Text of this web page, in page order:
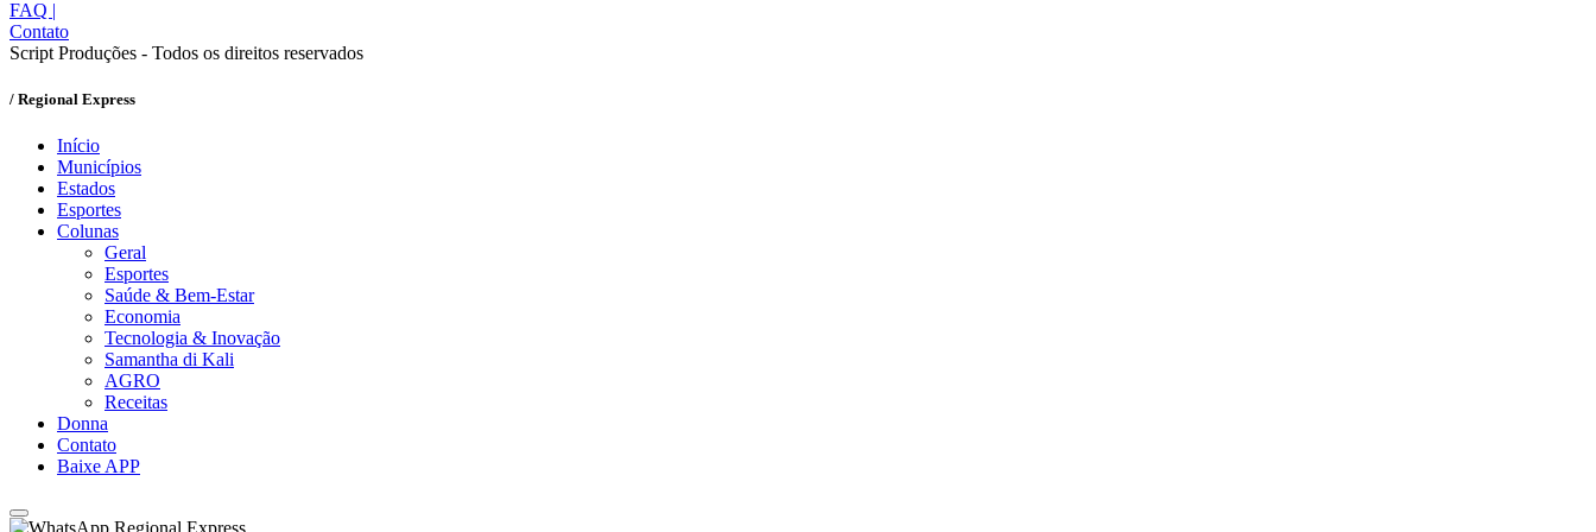
FAQ |
Contato
Script Produções - Todos os direitos reservados
/ Regional Express
Início
Municípios
Estados
Esportes
Colunas
Geral
Esportes
Saúde & Bem-Estar
Economia
Tecnologia & Inovação
Samantha di Kali
AGRO
Receitas
Donna
Contato
Baixe APP
Regional Express